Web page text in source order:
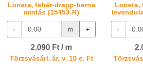
Loneta, fehér-drapp-barna
mintás (15453-R)
- m +
2.090 Ft / m
Törzsvásárl. ár, v. 10 e. Ft
Loneta,
-